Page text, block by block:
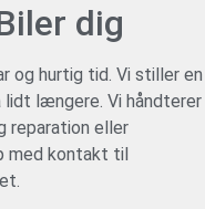
dig
og hurtig tid. Vi stiller en
lidt længere. Vi håndterer
reparation eller
med kontakt til